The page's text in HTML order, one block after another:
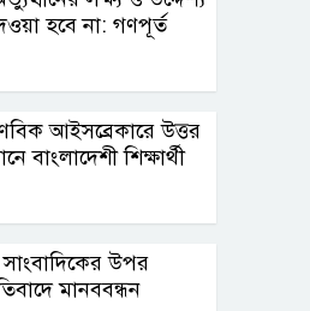
হবে না: গণপূর্ত
আইসব্রেকারে উত্তর
বাংলাদেশী শিক্ষার্থী
সাংবাদিকের উপর
মানববন্ধন